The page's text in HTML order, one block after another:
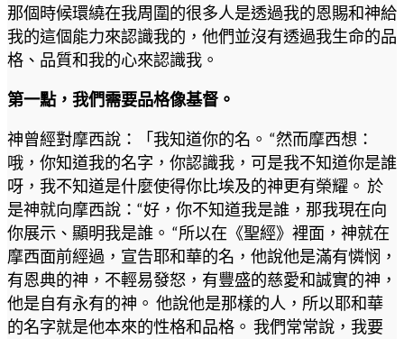
那個時候環繞在我周圍的很多人是透過我的恩賜和神給
我的這個能力來認識我的，他們並沒有透過我生命的品
格、品質和我的心來認識我。
第一點，我們需要品格像基督。
神曾經對摩西說：「我知道你的名。 “然而摩西想：
哦，你知道我的名字，你認識我，可是我不知道你是誰
呀，我不知道是什麼使得你比埃及的神更有榮耀。 於
是神就向摩西說：“好，你不知道我是誰，那我現在向
你展示、顯明我是誰。 “所以在《聖經》裡面，神就在
摩西面前經過，宣告耶和華的名，他說他是滿有憐悯，
有恩典的神，不輕易發怒，有豐盛的慈愛和誠實的神，
他是自有永有的神。 他說他是那樣的人，所以耶和華
的名字就是他本來的性格和品格。 我們常常說，我要